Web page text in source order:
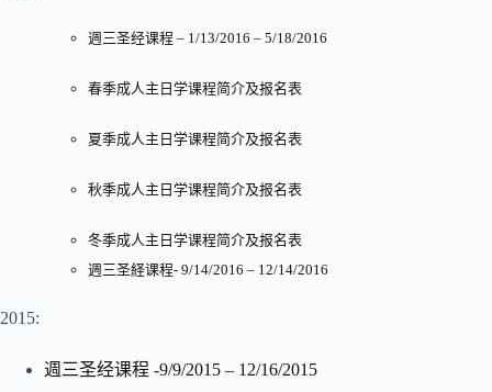
週三圣经课程 – 1/13/2016 – 5/18/2016
春季成人主日学课程简介及报名表
夏季成人主日学课程简介及报名表
秋季成人主日学课程简介及报名表
冬季成人主日学课程简介及报名表
週三圣経课程- 9/14/2016 – 12/14/2016
2015:
週三圣经课程 -9/9/2015 – 12/16/2015